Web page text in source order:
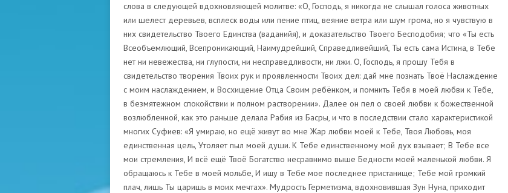
слова в следующей вдохновляющей молитве: «О, Господь, я никогда не слышал голоса животных
или шелест деревьев, всплеск воды или пение птиц, веяние ветра или шум грома, но я чувствую в
них свидетельство Твоего Единства (ваданийя), и доказательство Твоего Бесподобия; что «Ты есть
Всеобъемлющий, Всепроникающий, Наимудрейший, Справедливейший, Ты есть сама Истина, в Тебе
нет ни невежества, ни глупости, ни несправедливости, ни лжи. О, Господь, я прошу Тебя в
свидетельство творения Твоих рук и проявленности Твоих дел: дай мне познать Твоё Наслаждение
с моим наслаждением, и Восхищение Отца Своим ребёнком, и помнить Тебя в моей любви к Тебе,
в безмятежном спокойствии и полном растворении». Далее он пел о своей любви к божественной
возлюбленной, как это раньше делала Рабия из Басры, и что в последствии стало характеристикой
многих Суфиев: «Я умираю, но ещё живут во мне Жар любви моей к Тебе, Твоя Любовь, моя
единственная цель, Утоляет пыл моей души. К Тебе единственному мой дух взывает; В Тебе все
мои стремления, И всё ещё Твоё Богатство несравнимо выше Бедности моей маленькой любви. Я
обращаюсь к Тебе в моей мольбе, И ищу в Тебе мое последнее пристанище; Тебе мой громкий
плач, лишь Ты царишь в моих мечтах». Мудрость Герметизма, вдохновившая Зун Нуна, приходит